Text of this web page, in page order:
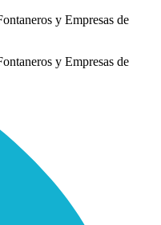
y Empresas de
y Empresas de